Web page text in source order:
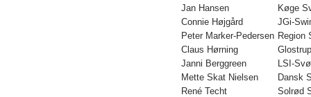
Jan Hansen
Køge
Connie Højgård
JGi-
Peter Marker-Pedersen Region
Claus Hørning
Janni Berggreen
LSI-
Mette Skat Nielsen
Dansk
René Techt
Solrød